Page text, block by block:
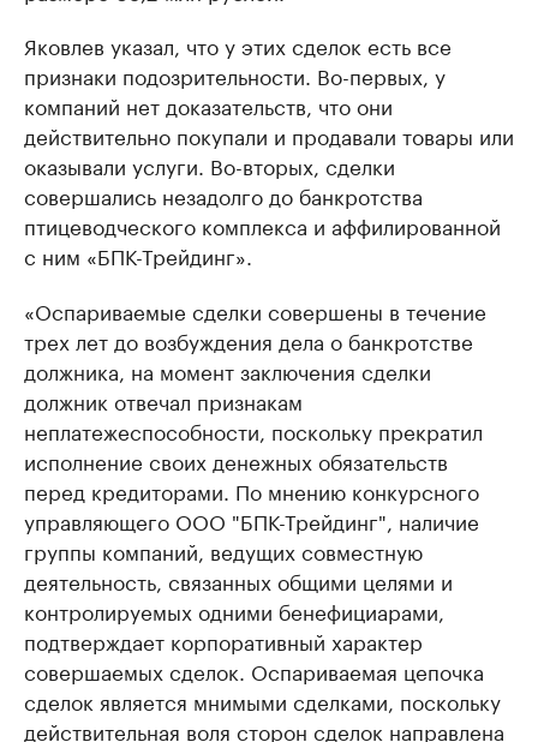
Яковлев указал, что у этих сделок есть все
признаки подозрительности. Во-первых, у
компаний нет доказательств, что они
действительно покупали и продавали товары или
оказывали услуги. Во-вторых, сделки
совершались незадолго до банкротства
птицеводческого комплекса и аффилированной
с ним «БПК-Трейдинг».
«Оспариваемые сделки совершены в течение
трех лет до возбуждения дела о банкротстве
должника, на момент заключения сделки
должник отвечал признакам
неплатежеспособности, поскольку прекратил
исполнение своих денежных обязательств
перед кредиторами. По мнению конкурсного
управляющего ООО "БПК-Трейдинг", наличие
группы компаний, ведущих совместную
деятельность, связанных общими целями и
контролируемых одними бенефициарами,
подтверждает корпоративный характер
совершаемых сделок. Оспариваемая цепочка
сделок является мнимыми сделками, поскольку
действительная воля сторон сделок направлена